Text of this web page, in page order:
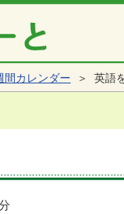
間カレンダー ＞ 英語